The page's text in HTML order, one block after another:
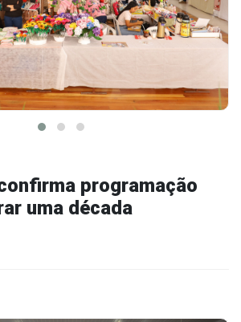
programação
uma década